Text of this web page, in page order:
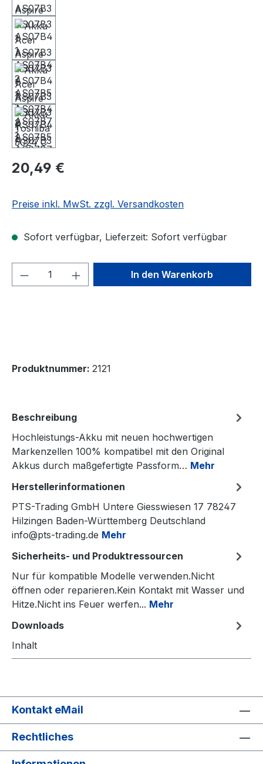
20,49 €
Preise inkl. MwSt. zzgl. Versandkosten
Sofort verfügbar, Lieferzeit: Sofort verfügbar
Produkt Anzahl: Gib denIn den Warenkorb
Produktnummer: 2121
Beschreibung
Hochleistungs-Akku mit neuen hochwertigen
Markenzellen 100% kompatibel mit den Original
Akkus durch maßgefertigte Passform… Mehr
Herstellerinformationen
PTS-Trading GmbH Untere Giesswiesen 17 78247
Hilzingen Baden-Württemberg Deutschland
info@pts-trading.de Mehr
Sicherheits- und Produktressourcen
Nur für kompatible Modelle verwenden.Nicht
öffnen oder reparieren.Kein Kontakt mit Wasser und
Hitze.Nicht ins Feuer werfen... Mehr
Downloads
Inhalt
Kontakt eMail
Rechtliches